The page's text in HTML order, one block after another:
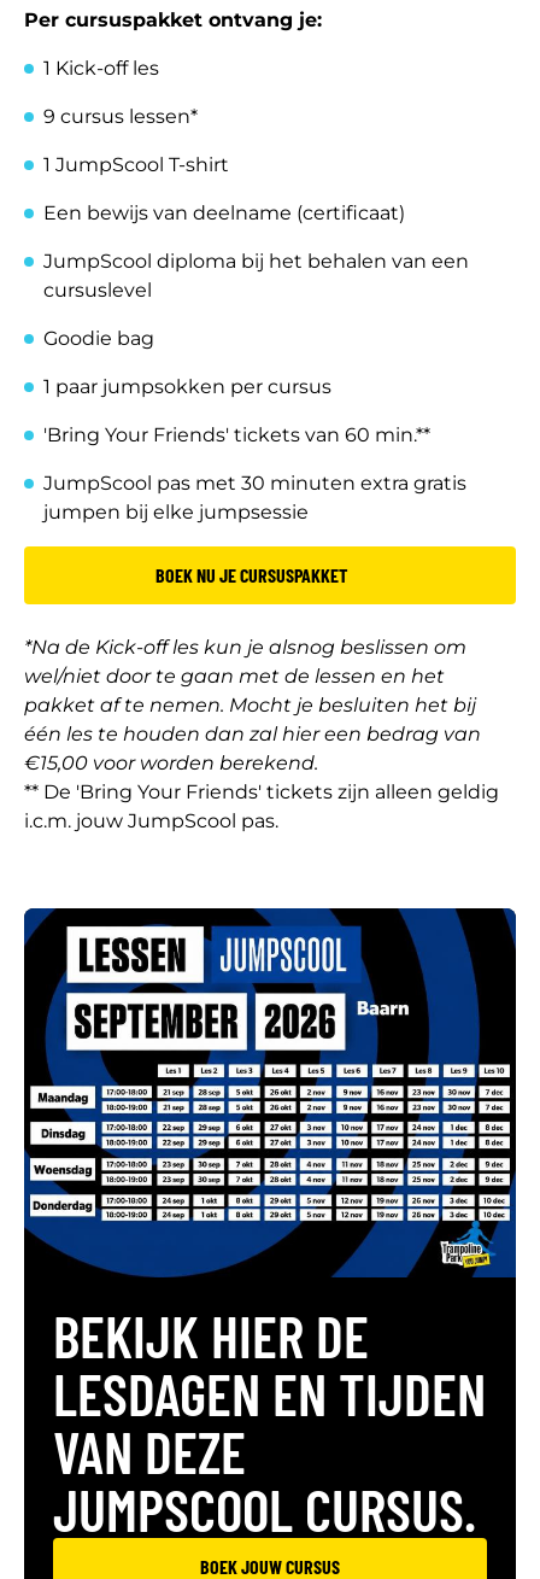
Per cursuspakket ontvang je:
1 Kick-off les
9 cursus lessen*
1 JumpScool T-shirt
Een bewijs van deelname (certificaat)
JumpScool diploma bij het behalen van een
cursuslevel
Goodie bag
1 paar jumpsokken per cursus
'Bring Your Friends' tickets van 60 min.**
JumpScool pas met 30 minuten extra gratis
jumpen bij elke jumpsessie
BOEK NU JE CURSUSPAKKET
*Na de Kick-off les kun je alsnog beslissen om
wel/niet door te gaan met de lessen en het
pakket af te nemen. Mocht je besluiten het bij
één les te houden dan zal hier een bedrag van
€15,00 voor worden berekend.
** De 'Bring Your Friends' tickets zijn alleen geldig
i.c.m. jouw JumpScool pas.
BEKIJK HIER DE
LESDAGEN EN TIJDEN
VAN DEZE
JUMPSCOOL CURSUS.
BOEK JOUW CURSUS